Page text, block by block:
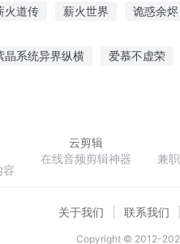
火道传 薪火世界 诡惑余烬
晶系统异界纵横 爱慕不虚荣
容
云剪辑
在线音频剪辑神器
兼
关于我们 联系我们
Copyright © 2012-